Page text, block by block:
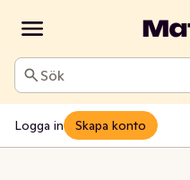
Sök
Logga in Skapa konto